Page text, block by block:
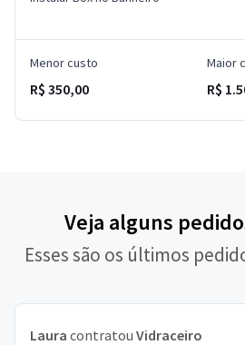
Menor custo
R$ 350,00
Maior
R$
Veja alguns
Esses são os últimos
Laura contratou Vidraceiro